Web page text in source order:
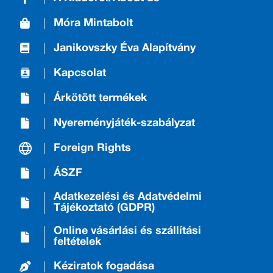
Móra Mintabolt
Janikovszky Éva Alapítvány
Kapcsolat
Árkötött termékek
Nyereményjáték-szabályzat
Foreign Rights
ÁSZF
Adatkezelési és Adatvédelmi
Tájékoztató (GDPR)
Online vásárlási és szállítási
feltételek
Kéziratok fogadása